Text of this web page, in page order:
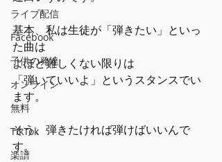
ライブ配信
Facebook
子供の発達
オンライン
無料
TikTok
楽譜
基本、私は生徒が「弾きたい」といっ
た曲は
よほど難しくない限りは
「弾いていいよ」というスタンスでい
ます。
そう、弾きたければ弾けばいいんで
す。